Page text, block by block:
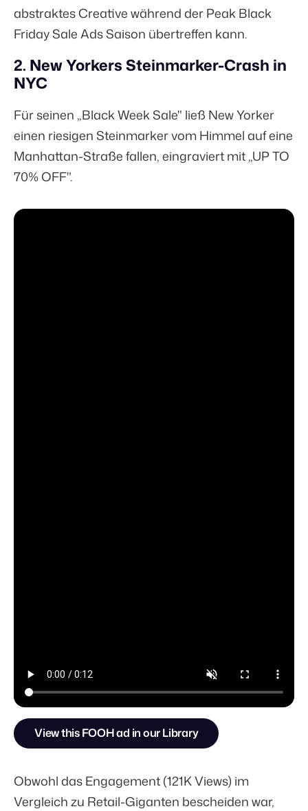
abstraktes Creative während der Peak Black
Friday Sale Ads Saison übertreffen kann.
2. New Yorkers Steinmarker-Crash in
NYC
Für seinen „Black Week Sale" ließ New Yorker
einen riesigen Steinmarker vom Himmel auf eine
Manhattan-Straße fallen, eingraviert mit „UP TO
70% OFF".
View this FOOH ad in our Library
Obwohl das Engagement (121K Views) im
Vergleich zu Retail-Giganten bescheiden war,